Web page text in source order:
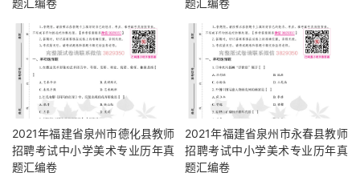
题汇编卷
题汇编卷
2021年福建省泉州市德化县教师
招聘考试中小学美术专业历年真
题汇编卷
2021年福建省泉州市永春县教师
招聘考试中小学美术专业历年真
题汇编卷